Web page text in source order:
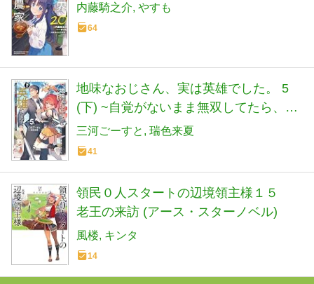
内藤騎之介 やすも
64
地味なおじさん、実は英雄でした。 5
(下) ~自覚がないまま無双してたら、姪
のダンジョン配信で晒されてたようで
す~ (ダッシュエックス文庫)
三河ごーすと 瑞色来夏
41
領民０人スタートの辺境領主様１５
老王の来訪 (アース・スターノベル)
風楼 キンタ
14